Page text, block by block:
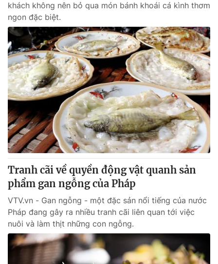
khách không nên bỏ qua món bánh khoái cá kình thơm
ngon đặc biệt.
Tranh cãi về quyền động vật quanh sản
phẩm gan ngỗng của Pháp
VTV.vn - Gan ngỗng - một đặc sản nổi tiếng của nước
Pháp đang gây ra nhiều tranh cãi liên quan tới việc
nuôi và làm thịt những con ngỗng.